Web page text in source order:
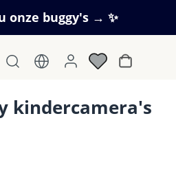
onze buggy's → ✨
kindercamera's